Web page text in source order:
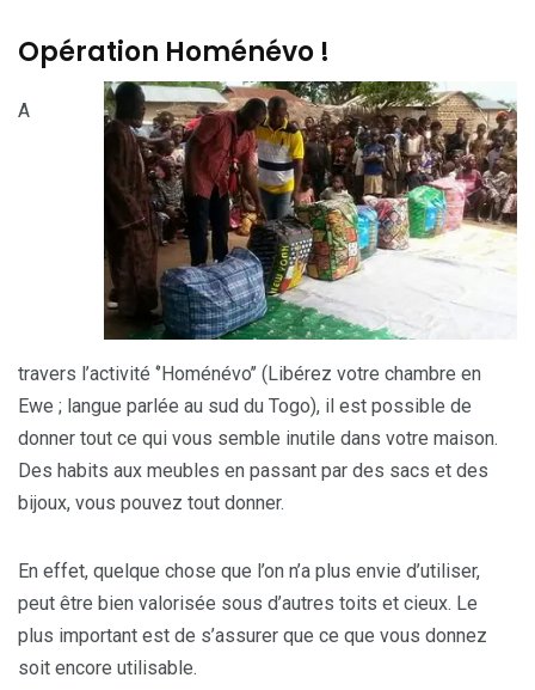
Opération Homénévo !
A
travers l’activité ‘’Homénévo’’ (Libérez votre chambre en
Ewe ; langue parlée au sud du Togo), il est possible de
donner tout ce qui vous semble inutile dans votre maison.
Des habits aux meubles en passant par des sacs et des
bijoux, vous pouvez tout donner.
En effet, quelque chose que l’on n’a plus envie d’utiliser,
peut être bien valorisée sous d’autres toits et cieux. Le
plus important est de s’assurer que ce que vous donnez
soit encore utilisable.